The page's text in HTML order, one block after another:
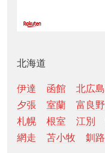
北海道
伊達 函館 北広島
夕張
室蘭 富良野
札幌
根室 江別
網走
苫小牧 釧路